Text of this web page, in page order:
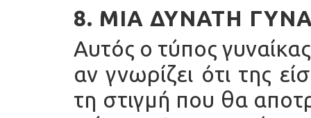
8. ΜΙΑ ΔΥΝΑΤΉ
Αυτός ο τύπος
αν γνωρίζει ότι της
τη στιγμή που θα